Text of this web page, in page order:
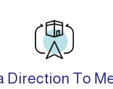
Direction To